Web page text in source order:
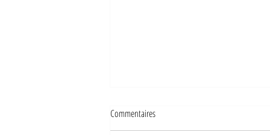
Commentaires